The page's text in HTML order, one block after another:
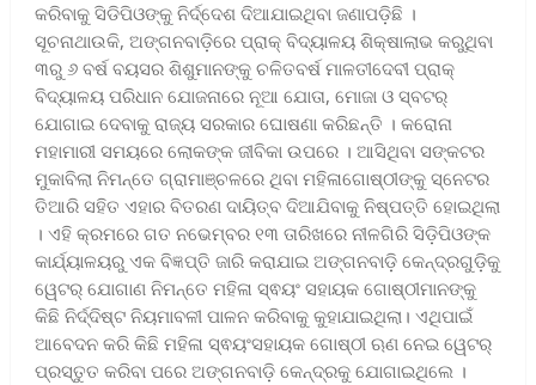
କରିବାକୁ ସିଡିପିଓଙ୍କୁ ନିର୍ଦ୍ଦେଶ ଦିଆଯାଇଥିବା ଜଣାପଡ଼ିଛି ।
ସୂଚନାଥାଉକି, ଅଙ୍ଗନବାଡ଼ିରେ ପ୍ରାକ୍ ବିଦ୍ୟାଳୟ ଶିକ୍ଷାଲାଭ କରୁଥିବା
୩ରୁ ୬ ବର୍ଷ ବୟସର ଶିଶୁମାନଙ୍କୁ ଚଳିତବର୍ଷ ମାଳତୀଦେବୀ ପ୍ରାକ୍
ବିଦ୍ୟାଳୟ ପରିଧାନ ଯୋଜନାରେ ନୂଆ ଯୋତା, ମୋଜା ଓ ସ୍ବଟର୍
ଯୋଗାଇ ଦେବାକୁ ରାଜ୍ୟ ସରକାର ଘୋଷଣା କରିଛନ୍ତି । କରୋନା
ମହାମାରୀ ସମୟରେ ଲୋକଙ୍କ ଜୀବିକା ଉପରେ । ଆସିଥିବା ସଙ୍କଟର
ମୁକାବିଲା ନିମନ୍ତେ ଗ୍ରାମାଞ୍ଚଳରେ ଥିବା ମହିଳାଗୋଷ୍ଠୀଙ୍କୁ ସ୍ନେଟର
ତିଆରି ସହିତ ଏହାର ବିତରଣ ଦାୟିତ୍ବ ଦିଆଯିବାକୁ ନିଷ୍ପତ୍ତି ହୋଇଥିଲା
। ଏହି କ୍ରମରେ ଗତ ନଭେମ୍ବର ୧୩ ତାରିଖରେ ନୀଳଗିରି ସିଡ଼ିପିଓଙ୍କ
କାର୍ଯ୍ୟାଳୟରୁ ଏକ ବିଜ୍ଞପ୍ତି ଜାରି କରାଯାଇ ଅଙ୍ଗନବାଡ଼ି କେନ୍ଦ୍ରଗୁଡ଼ିକୁ
ୱେଟର୍ ଯୋଗାଣ ନିମନ୍ତେ ମହିଳା ସ୍ଵୟଂ ସହାୟକ ଗୋଷ୍ଠୀମାନଙ୍କୁ
କିଛି ନିର୍ଦ୍ଦିଷ୍ଟ ନିୟମାବଳୀ ପାଳନ କରିବାକୁ କୁହାଯାଇଥିଲା। ଏଥିପାଇଁ
ଆବେଦନ କରି କିଛି ମହିଳା ସ୍ଵୟଂସହାୟକ ଗୋଷ୍ଠୀ ଋଣ ନେଇ ୱେଟର୍
ପ୍ରସ୍ତୁତ କରିବା ପରେ ଅଙ୍ଗନବାଡ଼ି କେନ୍ଦ୍ରକୁ ଯୋଗାଇଥିଲେ ।